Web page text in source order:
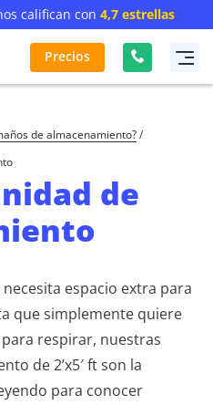
califican con 4,7 estrellas
Precios
de almacenamiento?/
de
espacio extra para
que simplemente quiere
respirar, nuestras
de 2’x5′ ft son la
para conocer